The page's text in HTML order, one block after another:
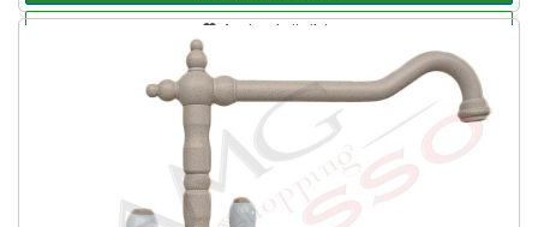
Aggiungi alla lista